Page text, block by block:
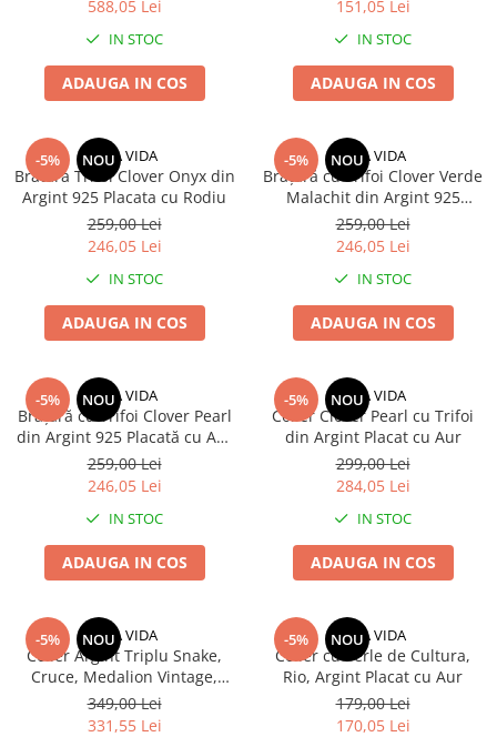
588,05 Lei
IN STOC
ADAUGA IN COS
151,05 Lei
IN STOC
ADAUGA IN COS
-5% NOU
UNA VIDA
Bratara Trifoi Clover Onyx din
Argint 925 Placata cu Rodiu
259,00 Lei
246,05 Lei
IN STOC
ADAUGA IN COS
-5% NOU
UNA VIDA
Brățară cu Trifoi Clover Verde
Malachit din Argint 925
Placată cu Aur 14K
259,00 Lei
246,05 Lei
IN STOC
ADAUGA IN COS
-5% NOU
UNA VIDA
Brățară cu Trifoi Clover Pearl
din Argint 925 Placată cu Aur
14K și Sidef Natural
259,00 Lei
246,05 Lei
IN STOC
ADAUGA IN COS
-5% NOU
UNA VIDA
Colier Clover Pearl cu Trifoi
din Argint Placat cu Aur
299,00 Lei
284,05 Lei
IN STOC
ADAUGA IN COS
-5% NOU
UNA VIDA
Colier Argint Triplu Snake,
Cruce, Medalion Vintage,
Placat cu Aur
349,00 Lei
331,55 Lei
-5% NOU
UNA VIDA
Colier cu Perle de Cultura,
Rio, Argint Placat cu Aur
179,00 Lei
170,05 Lei